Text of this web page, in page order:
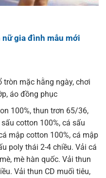
gia đình mẫu mới
tròn mặc hằng ngày, chơi
áo đồng phục
100%, thun trơn 65/36,
cotton 100%, cá sấu
mập cotton 100%, cá mập
poly thái 2-4 chiều. Vải cá
mè hàn quốc. Vải thun
Vải thun CD muối tiêu,